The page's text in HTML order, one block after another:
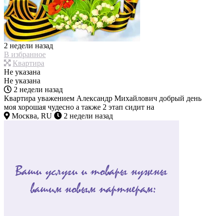
2 недели назад
В избранное
Квартира
Не указана
Не указана
2 недели назад
Квартира уважением Александр Михайлович добрый день
моя хорошая чудесно а также 2 этап сидит на
Москва, RU
2 недели назад